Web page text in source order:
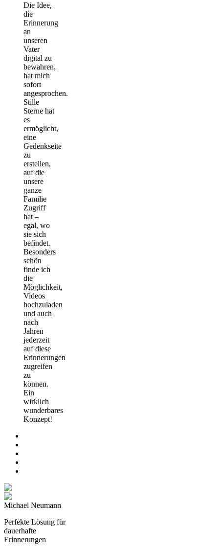
Die Idee,
die
Erinnerung
an
unseren
Vater
digital zu
bewahren,
hat mich
sofort
angesprochen.
Stille
Sterne hat
es
ermöglicht,
eine
Gedenkseite
zu
erstellen,
auf die
unsere
ganze
Familie
Zugriff
hat –
egal, wo
sie sich
befindet.
Besonders
schön
finde ich
die
Möglichkeit,
Videos
hochzuladen
und auch
nach
Jahren
jederzeit
auf diese
Erinnerungen
zugreifen
zu
können.
Ein
wirklich
wunderbares
Konzept!
Michael Neumann
Perfekte Lösung für
dauerhafte
Erinnerungen